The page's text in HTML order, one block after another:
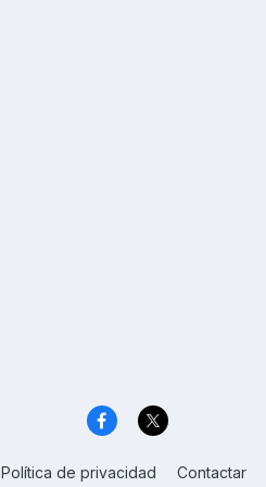
Política de privacidad Contactar